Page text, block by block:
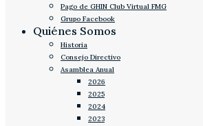
Pago de GHIN Club Virtual FMG
Grupo Facebook
Quiénes Somos
Historia
Consejo Directivo
Asamblea Anual
2026
2025
2024
2023